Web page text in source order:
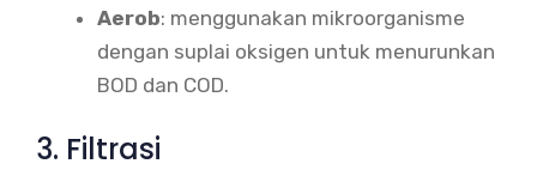
Aerob: menggunakan mikroorganisme
dengan suplai oksigen untuk menurunkan
BOD dan COD.
3. Filtrasi